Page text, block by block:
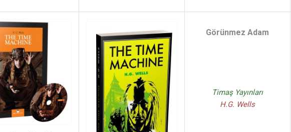
Görünmez Adam
Timaş Yayınları
H.G. Wells